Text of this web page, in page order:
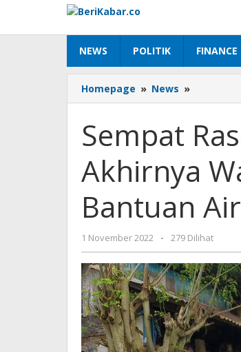
konten
NEWS POLITIK FINANCE
Homepage » News »
Rasakan
Air
Bersih,
Akhirnya
Warga
Nikmati
Bantuan
Air
dari
PLN
Sempat
Akhirnya
Bantuan
1 November 2022
oleh
Beri
Kabar
- 279 Dilihat